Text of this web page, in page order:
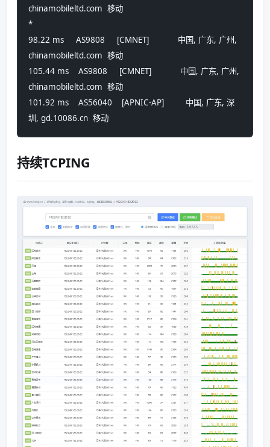
chinamobileltd.com  移动
*
98.22 ms     AS9808     [CMNET]            中国, 广东, 广州,
chinamobileltd.com  移动
105.44 ms    AS9808     [CMNET]            中国, 广东, 广州,
chinamobileltd.com  移动
101.92 ms    AS56040    [APNIC-AP]         中国, 广东, 深
圳, gd.10086.cn  移动
持续TCPING